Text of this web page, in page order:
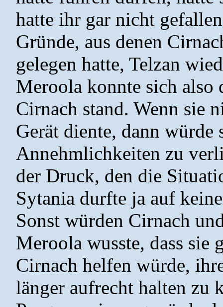
hatte ihr gar nicht
Gründe, aus denen
gelegen hatte, Telzan
Meroola konnte sich also
Cirnach stand. Wenn sie
Gerät diente, dann
Annehmlichkeiten zu
der Druck, den die
Sytania durfte ja auf
Sonst würden Cirnach
Meroola wusste, dass sie
Cirnach helfen würde,
länger aufrecht halten zu